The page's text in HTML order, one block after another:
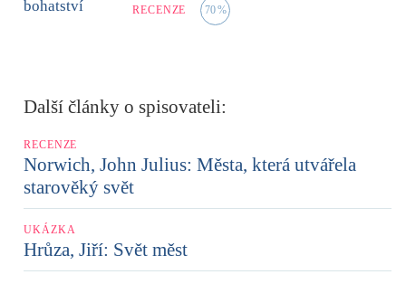
RECENZE 70%
Další články o spisovateli:
RECENZE
Norwich, John Julius: Města, která utvářela
starověký svět
UKÁZKA
Hrůza, Jiří: Svět měst